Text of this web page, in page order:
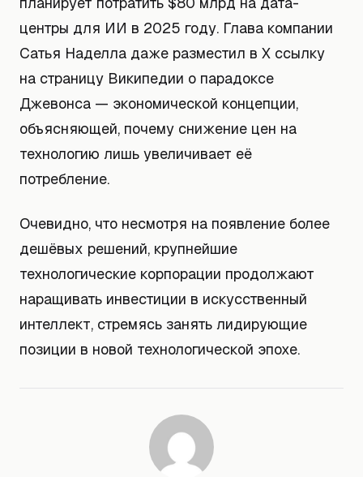
центры для ИИ в 2025 году. Глава компании
Сатья Наделла даже разместил в X ссылку
на страницу Википедии о парадоксе
Джевонса — экономической концепции,
объясняющей, почему снижение цен на
технологию лишь увеличивает её
потребление.
Очевидно, что несмотря на появление более
дешёвых решений, крупнейшие
технологические корпорации продолжают
наращивать инвестиции в искусственный
интеллект, стремясь занять лидирующие
позиции в новой технологической эпохе.